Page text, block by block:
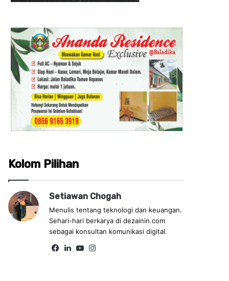
Kolom Pilihan
Setiawan Chogah
Menulis tentang teknologi dan keuangan.
Sehari-hari berkarya di dezainin.com
sebagai konsultan komunikasi digital.
Fa Lin Yo